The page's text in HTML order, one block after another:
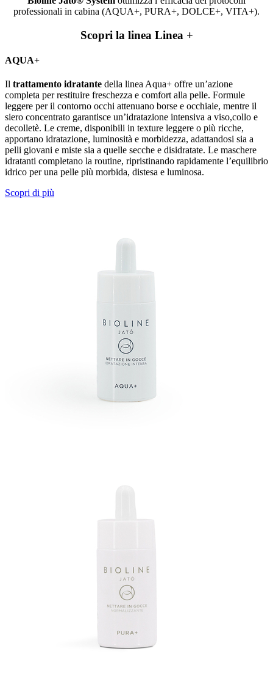
professionali in cabina (AQUA+, PURA+, DOLCE+, VITA+).
Scopri la linea Linea +
AQUA+
Il trattamento idratante della linea Aqua+ offre un’azione
completa per restituire freschezza e comfort alla pelle. Formule
leggere per il contorno occhi attenuano borse e occhiaie, mentre il
siero concentrato garantisce un’idratazione intensiva a viso,collo e
decolletè. Le creme, disponibili in texture leggere o più ricche,
apportano idratazione, luminosità e morbidezza, adattandosi sia a
pelli giovani e miste sia a quelle secche e disidratate. Le maschere
idratanti completano la routine, ripristinando rapidamente l’equilibrio
idrico per una pelle più morbida, distesa e luminosa.
Scopri di più